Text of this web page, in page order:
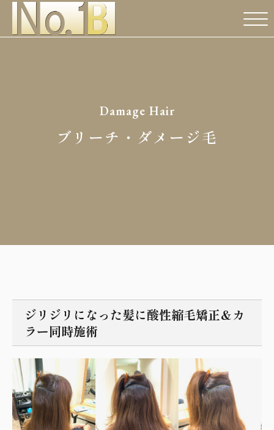
Damage Hair
ブリーチ・ダメージ毛
ジリジリになった髪に酸性縮毛矯正＆カ
ラー同時施術